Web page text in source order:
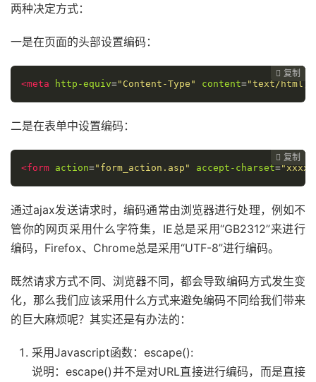
两种决定方式：
一是在页面的头部设置编码：
 复制
 复制
 复制
 复制
<meta
http-equiv="Content-Type" content="text/
二是在表单中设置编码：
 复制
 复制
 复制
<form action="form_action.asp" accept-charset="xxxx"
通过ajax发送请求时，编码通常由浏览器进行处理，例如不
管你的网页采用什么字符集，IE总是采用“GB2312”来进行
编码，Firefox、Chrome总是采用“UTF-8”进行编码。
既然请求方式不同、浏览器不同，都会导致编码方式发生变
化，那么我们应该采用什么方式来避免编码不同给我们带来
的巨大麻烦呢？其实还是有办法的：
采用Javascript函数：escape():
说明：escape()并不是对URL直接进行编码，而是直接